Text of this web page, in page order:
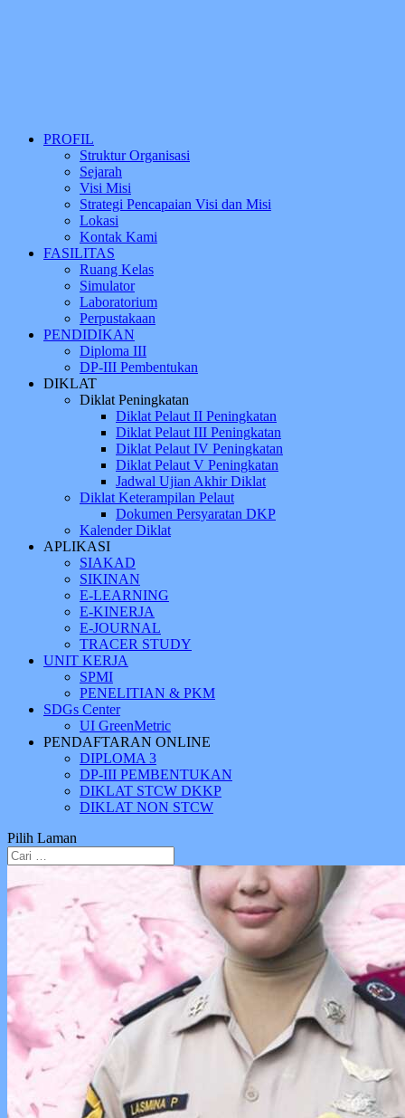
PROFIL
Struktur Organisasi
Sejarah
Visi Misi
Strategi Pencapaian Visi dan Misi
Lokasi
Kontak Kami
FASILITAS
Ruang Kelas
Simulator
Laboratorium
Perpustakaan
PENDIDIKAN
Diploma III
DP-III Pembentukan
DIKLAT
Diklat Peningkatan
Diklat Pelaut II Peningkatan
Diklat Pelaut III Peningkatan
Diklat Pelaut IV Peningkatan
Diklat Pelaut V Peningkatan
Jadwal Ujian Akhir Diklat
Diklat Keterampilan Pelaut
Dokumen Persyaratan DKP
Kalender Diklat
APLIKASI
SIAKAD
SIKINAN
E-LEARNING
E-KINERJA
E-JOURNAL
TRACER STUDY
UNIT KERJA
SPMI
PENELITIAN & PKM
SDGs Center
UI GreenMetric
PENDAFTARAN ONLINE
DIPLOMA 3
DP-III PEMBENTUKAN
DIKLAT STCW DKKP
DIKLAT NON STCW
Pilih Laman